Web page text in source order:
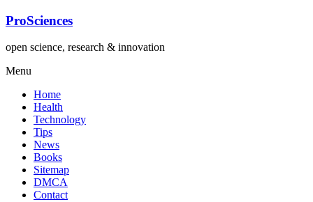
Lompat
konten
ProSciences
open science, research & innovation
Menu
Home
Health
Technology
Tips
News
Books
Sitemap
DMCA
Contact